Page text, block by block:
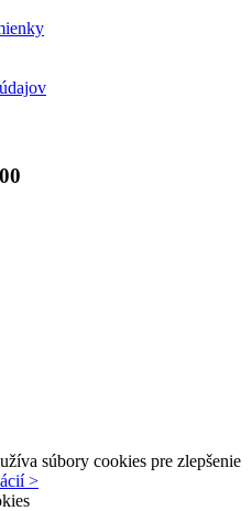
súbory cookies pre zlepšenie
>